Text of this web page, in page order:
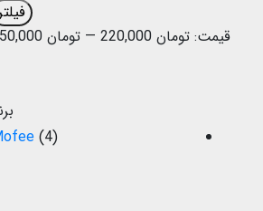
قیمت: تومان 220,000 — تومان 250,000
(4)